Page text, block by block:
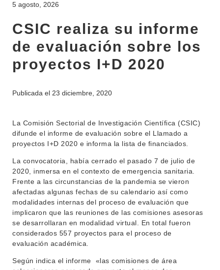
DEPARTAMENTOS
ENSEÑANZA
INVESTIGACIÓN
EXTENSIÓN
SERVICIOS
LLAMADOS
EVA FCS
POSGRADOS
EDUCACIÓN PERMANENTE
MOVILIDAD ACADÉMICA
5 agosto, 2026
CSIC realiza su informe
de evaluación sobre los
proyectos I+D 2020
Publicada el 23 diciembre, 2020
La Comisión Sectorial de Investigación Científica (CSIC)
difunde el informe de evaluación sobre el Llamado a
proyectos I+D 2020 e informa la lista de financiados.
La convocatoria, había cerrado el pasado 7 de julio de
2020, inmersa en el contexto de emergencia sanitaria.
Frente a las circunstancias de la pandemia se vieron
afectadas algunas fechas de su calendario así como
modalidades internas del proceso de evaluación que
implicaron que las reuniones de las comisiones asesoras
se desarrollaran en modalidad virtual. En total fueron
considerados 557 proyectos para el proceso de
evaluación académica.
Según indica el informe «las comisiones de área